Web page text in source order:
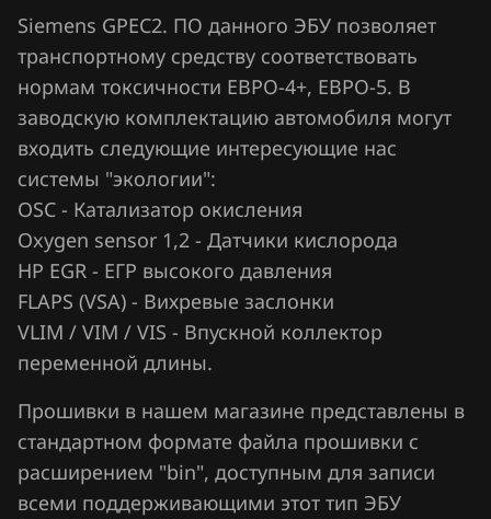
Brilliance
BYD
Cadillac
Changan
Chenglong
Chery
Chevrolet
Chrysler
Dacia
Daewoo
Siemens GPEC2. ПО данного ЭБУ позволяет
транспортному средству соответствовать
нормам токсичности ЕВРО-4+, ЕВРО-5. В
заводскую комплектацию автомобиля могут
входить следующие интересующие нас
системы "экологии":
OSC - Катализатор окисления
Oxygen sensor 1,2 - Датчики кислорода
HP EGR - ЕГР высокого давления
FLAPS (VSA) - Вихревые заслонки
VLIM / VIM / VIS - Впускной коллектор
переменной длины.
Прошивки в нашем магазине представлены в
стандартном формате файла прошивки с
расширением "bin", доступным для записи
всеми поддерживающими этот тип ЭБУ